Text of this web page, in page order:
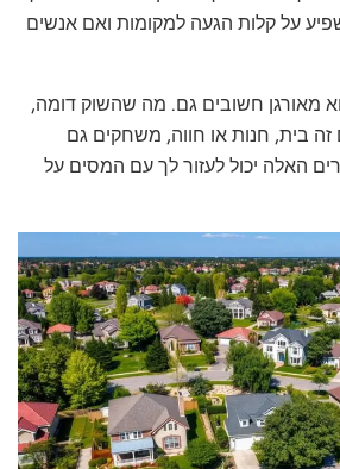
על קלות הגעה למקומות ואם אנשים
מאורגן חשובים גם. מה שהשוק דומה,
זה בית, חנות או חווה, משחקים גם
האלה יכול לעזור לך עם המסים על